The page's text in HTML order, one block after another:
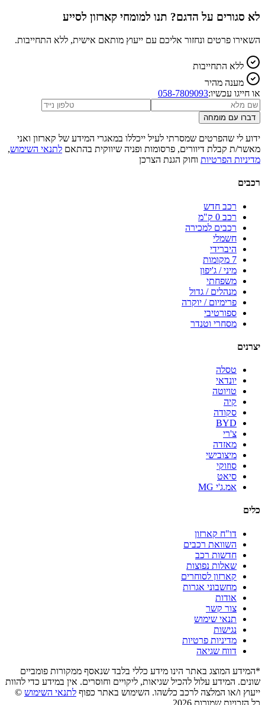
לא סגורים על הדגם? תנו למומחי קארזון לסייע
השאירו פרטים ונחזור אליכם עם ייעוץ מותאם אישית, ללא התחייבות.
ללא התחייבות
מענה מהיר
או חייגו עכשיו:058-7809093
דברו עם מומחה
ידוע לי שהפרטים שמסרתי לעיל ייכללו במאגרי המידע של קארזון ואני
מאשר/ת קבלת דיוורים, פרסומות ופניה שיווקית בהתאם לתנאי השימוש,
מדיניות הפרטיות וחוק הגנת הצרכן
רכבים
רכב חדש
רכב 0 ק"מ
רכבים למכירה
חשמלי
היברידי
7 מקומות
מיני / ג'יפון
משפחתי
מנהלים / גדול
פרימיום / יוקרה
ספורטיבי
מסחרי וטנדר
יצרנים
טסלה
יונדאי
טויוטה
קיה
סקודה
BYD
צ'רי
מאזדה
מיצובישי
סוזוקי
סיאט
אמ.ג'י MG
כלים
דו"ח קארזון
השוואת רכבים
חדשות רכב
שאלות נפוצות
קארזון לסוחרים
מחשבוני אגרות
אודות
צור קשר
תנאי שימוש
נגישות
מדיניות פרטיות
דווח שגיאה
*המידע המוצג באתר הינו מידע כללי בלבד שנאסף ממקורות פומביים
שונים. המידע עלול להכיל שגיאות, ליקויים וחוסרים. אין במידע כדי להוות
ייעוץ ו/או המלצה לרכב כלשהו. השימוש באתר כפוף לתנאי השימוש ©
כל הזכויות שמורות 2026